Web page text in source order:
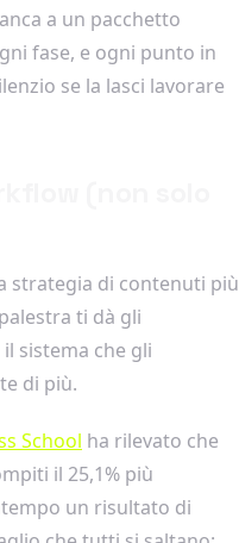
a un pacchetto
fase, e ogni punto in
se la lasci lavorare
strategia di contenuti più
ti dà gli
sistema che gli
di più.
School ha rilevato che
il 25,1% più
un risultato di